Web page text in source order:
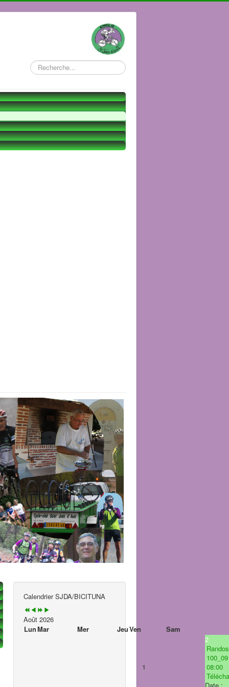
Rechercher
Calendrier SJDA/BICITUNA
Août 2026
LunMar Mer JeuVen Sam
1
2
100_09
08:00
Date :